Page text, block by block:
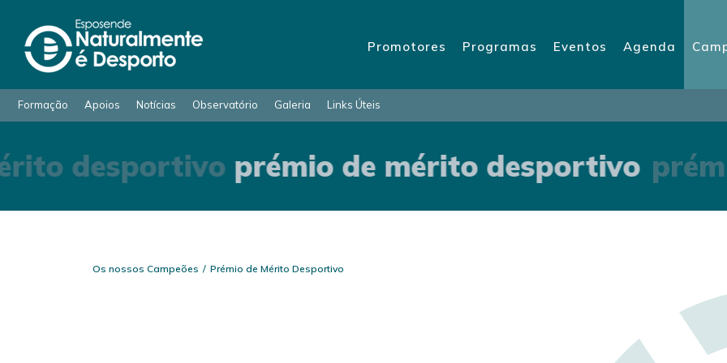
Promotores Programas Eventos Agenda
Formação Apoios Notícias Observatório Galeria Links Úteis
desportivoprémio de mérito desportivo
Os nossos Campeões Prémio de Mérito Desportivo